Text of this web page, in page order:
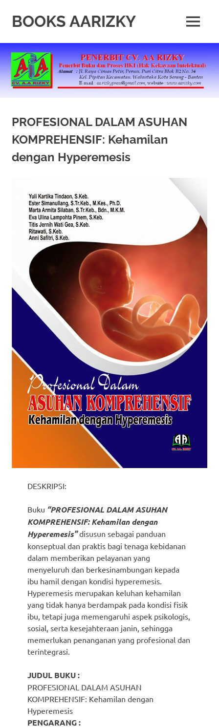
contentBOOKS AARIZKY
Buku
Berkualitas
MENU
PROFESIONAL DALAM ASUHAN
KOMPREHENSIF: Kehamilan
dengan Hyperemesis
DESKRIPSI:
Buku “PROFESIONAL DALAM ASUHAN
KOMPREHENSIF: Kehamilan dengan
Hyperemesis”disusun sebagai panduan
konseptual dan praktis bagi tenaga kebidanan
dalam memberikan pelayanan yang
menyeluruh dan berkesinambungan kepada
ibu hamil dengan kondisi hyperemesis.
Hyperemesis merupakan keluhan kehamilan
yang tidak hanya berdampak pada kondisi fisik
ibu, tetapi juga memengaruhi aspek psikologis,
sosial, serta kesejahteraan janin, sehingga
memerlukan penanganan yang profesional dan
terintegrasi.
JUDUL BUKU :
PROFESIONAL DALAM ASUHAN
KOMPREHENSIF: Kehamilan dengan
Hyperemesis
PENGARANG :